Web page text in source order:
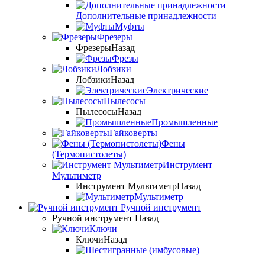
Дополнительные принадлежности
Муфты
Фрезеры
ФрезерыНазад
Фрезы
Лобзики
ЛобзикиНазад
Электрические
Пылесосы
ПылесосыНазад
Промышленные
Гайковерты
Фены
(Термопистолеты)
Инструмент
Мультиметр
Инструмент МультиметрНазад
Мультиметр
Ручной инструмент
Ручной инструмент Назад
Ключи
КлючиНазад